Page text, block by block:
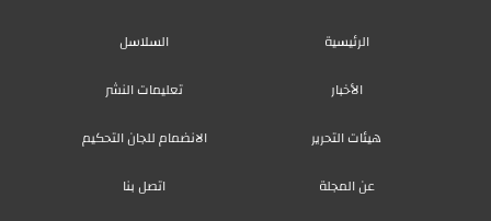
الرئيسية
السلاسل
الأخبار
تعليمات النشر
هيئات التحرير
الانضمام للجان التحكيم
عن المجلة
اتصل بنا